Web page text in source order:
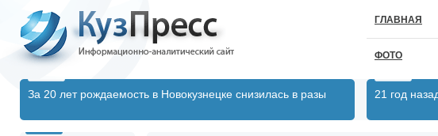
ГЛАВНАЯ
ФОТО
За 20 лет рождаемость в Новокузнецке снизилась в разы 21 год